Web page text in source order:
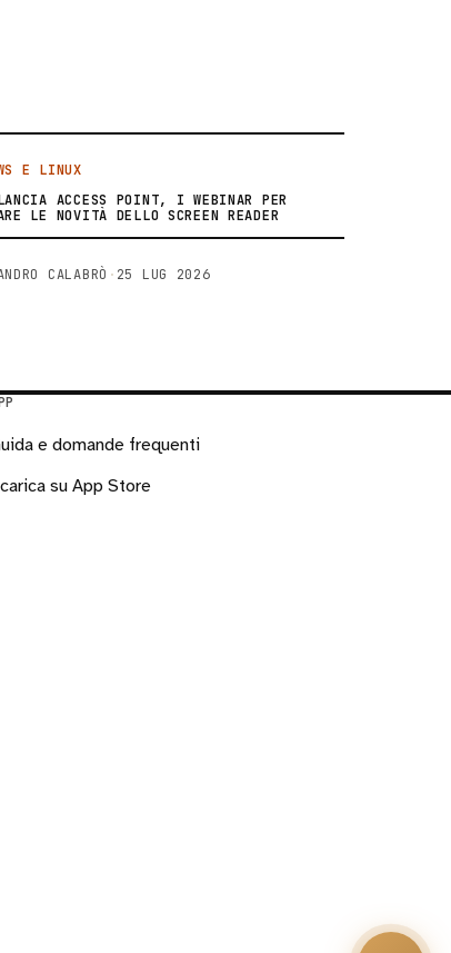
E LINUX
ACCESS POINT, I WEBINAR PER
LE NOVITÀ DELLO SCREEN READER
CALABRÒ · 25 LUG 2026
e domande frequenti
su App Store